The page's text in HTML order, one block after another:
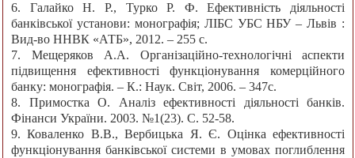
6. Галайко Н. Р., Турко Р. Ф. Ефективність діяльності
банківської установи: монографія; ЛІБС УБС НБУ – Львів :
Вид-во ННВК «АТБ», 2012. – 255 с.
7. Мещеряков А.А. Організаційно-технологічні аспекти
підвищення ефективності функціонування комерційного
банку: монографія. – К.: Наук. Світ, 2006. – 347с.
8. Примостка О. Аналіз ефективності діяльності банків.
Фінанси України. 2003. №1(23). С. 52-58.
9. Коваленко В.В., Вербицька Я. Є. Оцінка ефективності
функціонування банківської системи в умовах поглиблення